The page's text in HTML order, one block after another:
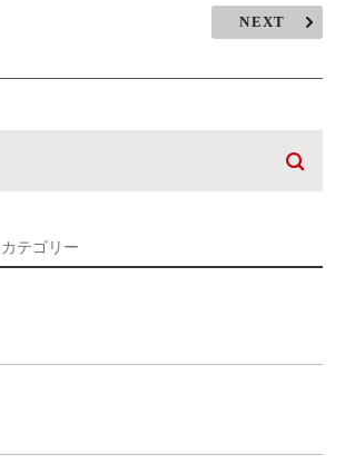
NEXT
カテゴリー